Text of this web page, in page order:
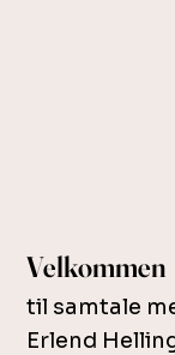
Velkommen
til samtale
Erlend